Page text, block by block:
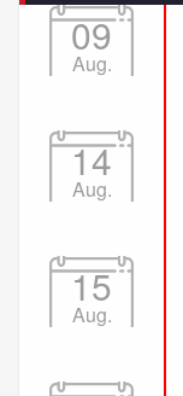
09
Aug.
14
Aug.
15
Aug.